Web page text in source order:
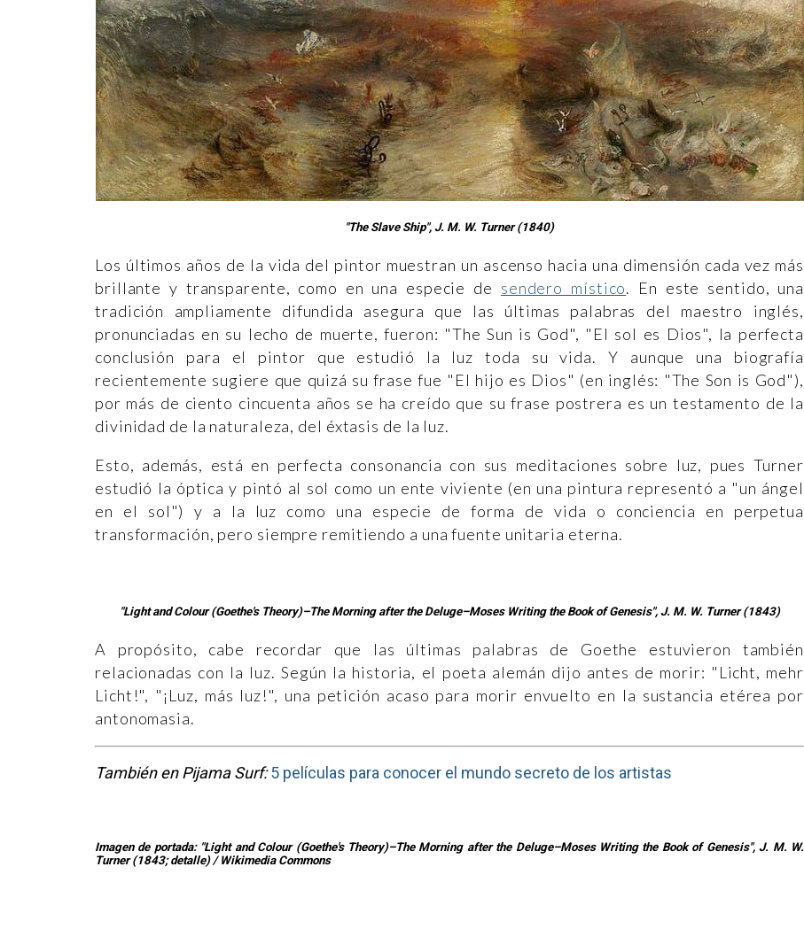
"The Slave Ship", J. M. W. Turner (1840)
Los últimos años de la vida del pintor muestran un ascenso hacia una dimensión cada vez más
brillante y transparente, como en una especie de sendero místico. En este sentido, una
tradición ampliamente difundida asegura que las últimas palabras del maestro inglés,
pronunciadas en su lecho de muerte, fueron: "The Sun is God", "El sol es Dios", la perfecta
conclusión para el pintor que estudió la luz toda su vida. Y aunque una biografía
recientemente sugiere que quizá su frase fue "El hijo es Dios" (en inglés: "The Son is God"),
por más de ciento cincuenta años se ha creído que su frase postrera es un testamento de la
divinidad de la naturaleza, del éxtasis de la luz.
Esto, además, está en perfecta consonancia con sus meditaciones sobre luz, pues Turner
estudió la óptica y pintó al sol como un ente viviente (en una pintura representó a "un ángel
en el sol") y a la luz como una especie de forma de vida o conciencia en perpetua
transformación, pero siempre remitiendo a una fuente unitaria eterna.
"Light and Colour (Goethe's Theory)–The Morning after the Deluge–Moses Writing the Book of Genesis", J. M. W. Turner (1843)
A propósito, cabe recordar que las últimas palabras de Goethe estuvieron también
relacionadas con la luz. Según la historia, el poeta alemán dijo antes de morir: "Licht, mehr
Licht!", "¡Luz, más luz!", una petición acaso para morir envuelto en la sustancia etérea por
antonomasia.
También en Pijama Surf:5 películas para conocer el mundo secreto de los artistas
Imagen de portada: "Light and Colour (Goethe's Theory)–The Morning after the Deluge–Moses Writing the Book of Genesis", J. M. W.
Turner (1843; detalle) / Wikimedia Commons